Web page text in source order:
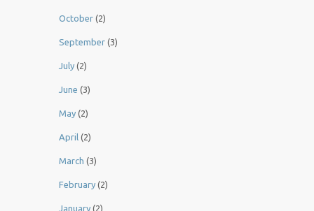
October (2)
September (3)
July (2)
June (3)
May (2)
April (2)
March (3)
February (2)
January (2)